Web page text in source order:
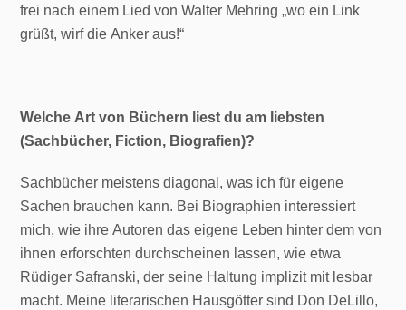
frei nach einem Lied von Walter Mehring „wo ein Link
grüßt, wirf die Anker aus!“
Welche Art von Büchern liest du am liebsten
(Sachbücher, Fiction, Biografien)?
Sachbücher meistens diagonal, was ich für eigene
Sachen brauchen kann. Bei Biographien interessiert
mich, wie ihre Autoren das eigene Leben hinter dem von
ihnen erforschten durchscheinen lassen, wie etwa
Rüdiger Safranski, der seine Haltung implizit mit lesbar
macht. Meine literarischen Hausgötter sind Don DeLillo,